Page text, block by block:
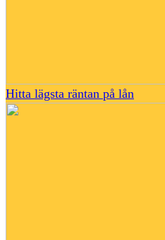
Hitta lägsta räntan på lån